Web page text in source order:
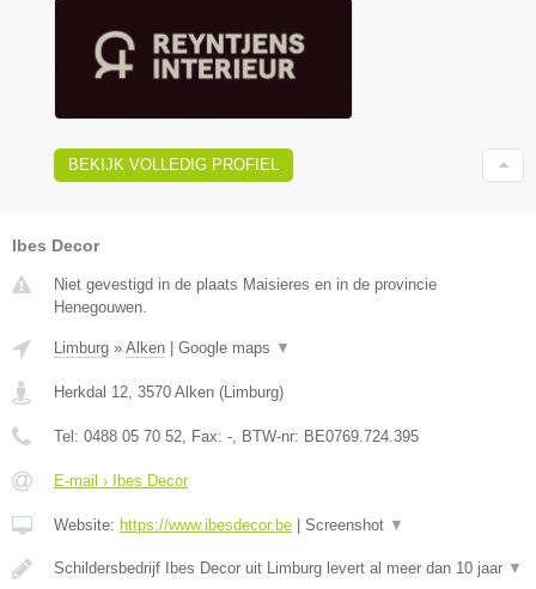
BEKIJK VOLLEDIG PROFIEL
Ibes Decor
Niet gevestigd in de plaats Maisieres en in de provincie
Henegouwen.
Limburg » Alken Google maps ▼
Herkdal 12, 3570 Alken (Limburg)
Tel: 0488 05 70 52, Fax: -, BTW-nr: BE0769.724.395
E-mail › Ibes Decor
Website: https://www.ibesdecor.be Screenshot ▼
Schildersbedrijf Ibes Decor uit Limburg levert al meer dan 10 jaar ▼